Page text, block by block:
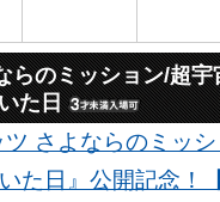
らのミッション/超
た日
さよならのミッ
た日』公開記念！